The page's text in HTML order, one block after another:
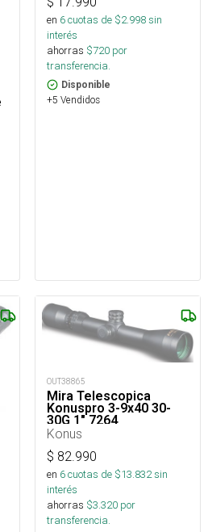
en 6cuotas de $2.998sin
interés
ahorras $720 por
transferencia.
Disponible
+5 Vendidos
OUT38865
Mira Telescopica
Konuspro 3-9x40 30-
30G 1" 7264
Konus
$ 82.990
en 6cuotas de $13.832sin
interés
ahorras $3.320 por
transferencia.